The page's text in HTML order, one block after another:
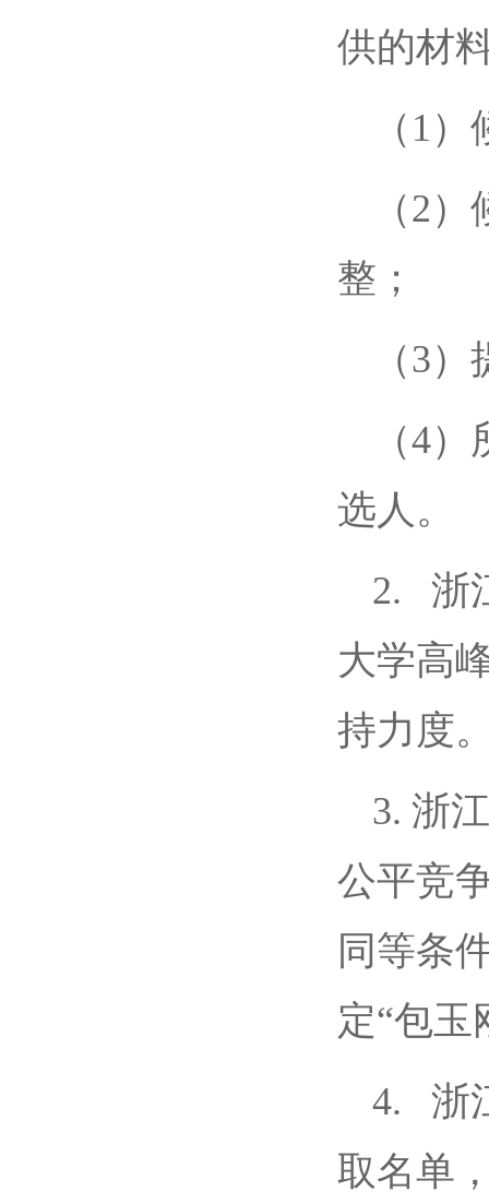
供的材
（1
（2
整；
（3
（4
选人。
2. 浙
大学高
持力度
3. 浙
公平竞
同等条
定“包玉
4. 浙
取名单